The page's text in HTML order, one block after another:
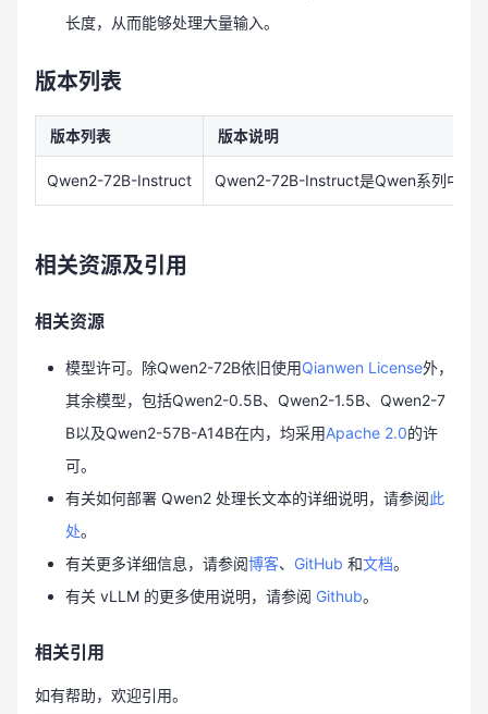
长度，从而能够处理大量输入。
版本列表
版本列表 版本说明
Qwen2-72B-Instruct Qwen2-72B-Instruct是Qwen系列中指
相关资源及引用
相关资源
模型许可。除Qwen2-72B依旧使用Qianwen License外，
其余模型，包括Qwen2-0.5B、Qwen2-1.5B、Qwen2-7
B以及Qwen2-57B-A14B在内，均采用Apache 2.0的许
可。
有关如何部署 Qwen2 处理长文本的详细说明，请参阅此
处。
有关更多详细信息，请参阅博客、 GitHub 和文档。
有关 vLLM 的更多使用说明，请参阅 Github。
相关引用
如有帮助，欢迎引用。